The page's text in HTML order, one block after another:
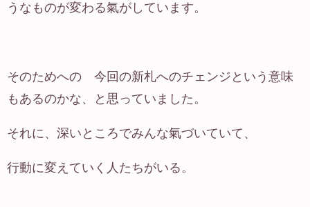
うなものが変わる氣がしています。
そのためへの 今回の新札へのチェンジという意味
もあるのかな、と思っていました。
それに、深いところでみんな氣づいていて、
行動に変えていく人たちがいる。